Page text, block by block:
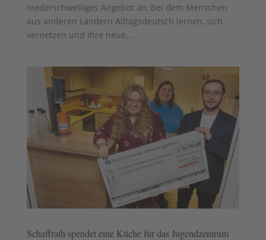
niederschwelliges Angebot an, bei dem Menschen
aus anderen Ländern Alltagsdeutsch lernen, sich
vernetzen und ihre neue...
Schaffrath spendet eine Küche für das Jugendzentrum